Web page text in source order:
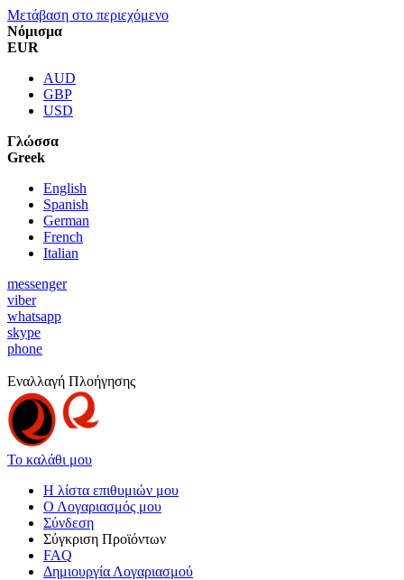
Μετάβαση στο περιεχόμενο
Νόμισμα
EUR
AUD
GBP
USD
Γλώσσα
Greek
English
Spanish
German
French
Italian
messenger
viber
whatsapp
skype
phone
Εναλλαγή Πλοήγησης
Το καλάθι μου
Η λίστα επιθυμιών μου
Ο Λογαριασμός μου
Σύνδεση
Σύγκριση Προϊόντων
FAQ
Δημιουργία Λογαριασμού